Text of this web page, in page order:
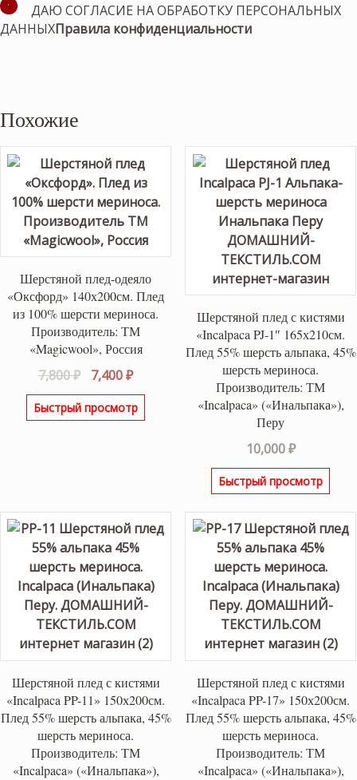
ДАЮ СОГЛАСИЕ НА ОБРАБОТКУ ПЕРСОНАЛЬНЫХ
ДАННЫХПравила конфиденциальности
Похожие
Шерстяной плед-одеяло
«Оксфорд» 140х200см. Плед
из 100% шерсти мериноса.
Производитель: ТМ
«Magicwool», Россия
7,800₽
Первоначальная
цена
составляла
7,400₽Текущая
цена:
7,400 ₽.
Быстрый просмотр
Шерстяной плед с кистями
«Incalpaca PJ-1″ 165х210см.
Плед 55% шерсть альпака, 45%
шерсть мериноса.
Производитель: ТМ
«Incalpaca» («Инальпака»),
Перу
10,000₽
Быстрый просмотр
Шерстяной плед с кистями
«Incalpaca PP-11» 150х200см.
Плед 55% шерсть альпака, 45%
шерсть мериноса.
Производитель: ТМ
«Incalpaca» («Инальпака»),
Шерстяной плед с кистями
«Incalpaca PP-17» 150х200см.
Плед 55% шерсть альпака, 45%
шерсть мериноса.
Производитель: ТМ
«Incalpaca» («Инальпака»),